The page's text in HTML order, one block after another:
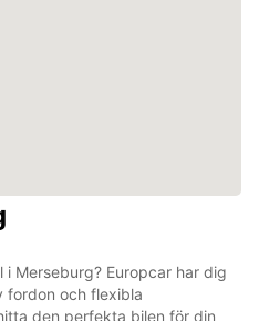
Merseburg? Europcar har dig
och flexibla
den perfekta bilen för din